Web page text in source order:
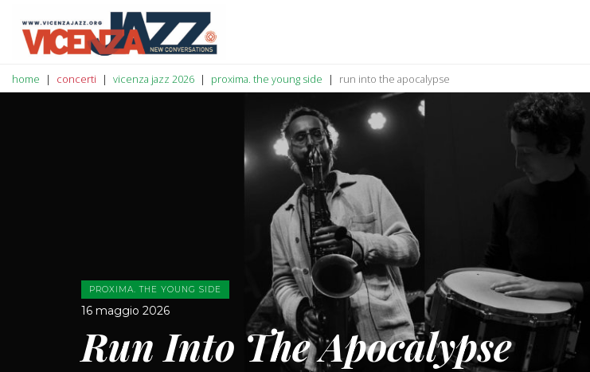
home concerti vicenza jazz 2026 proxima. the young side run into the apocalypse
PROXIMA. THE YOUNG SIDE
16 maggio 2026
Run Into The Apocalypse